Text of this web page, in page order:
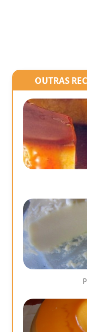
OUTRAS